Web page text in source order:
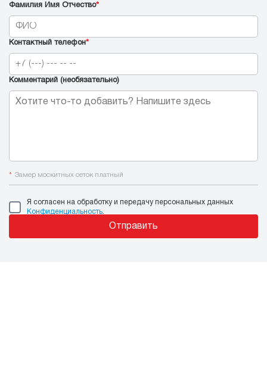
Фамилия Имя Отчество*
Контактный телефон*
Комментарий (необязательно)
* Замер москитных сеток платный
Я согласен на обработку и передачу персональных данных
Конфиденциальность
Отправить